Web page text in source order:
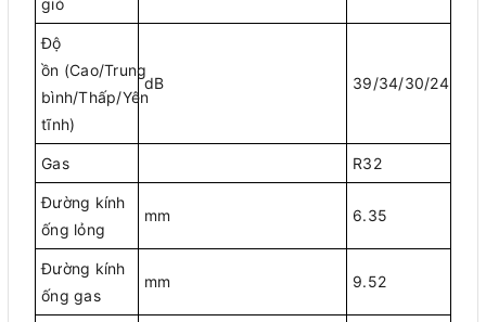
Độ
ồn (Cao/Trung
bình/Thấp/Yên
tĩnh)
dB 39/34/30/24
Gas R32
Đường kính
ống lỏng
mm 6.35
Đường kính
ống gas
mm 9.52